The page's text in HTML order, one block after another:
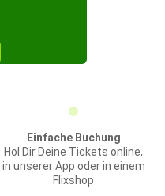
Einfache Buchung
Hol Dir Deine Tickets online,
in unserer App oder in einem
Flixshop